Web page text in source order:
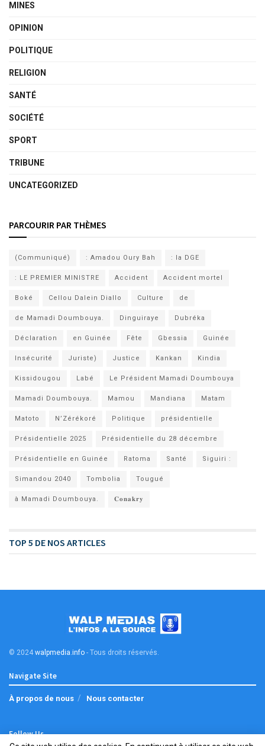
MINES
OPINION
POLITIQUE
RELIGION
SANTÉ
SOCIÉTÉ
SPORT
TRIBUNE
UNCATEGORIZED
PARCOURIR PAR THÈMES
(Communiqué) : Amadou Oury Bah : la DGE
: LE PREMIER MINISTRE Accident Accident mortel
Boké Cellou Dalein Diallo Culture de
de Mamadi Doumbouya. Dinguiraye Dubréka
Déclaration en Guinée Fête Gbessia Guinée
Insécurité Juriste) Justice Kankan Kindia
Kissidougou Labé Le Président Mamadi Doumbouya
Mamadi Doumbouya. Mamou Mandiana Matam
Matoto N’Zérékoré Politique présidentielle
Présidentielle 2025 Présidentielle du 28 décembre
Présidentielle en Guinée Ratoma Santé Siguiri :
Simandou 2040 Tombolia Tougué
à Mamadi Doumbouya. 𝐂𝐨𝐧𝐚𝐤𝐫𝐲
TOP 5 DE NOS ARTICLES
© 2024 walpmedia.info - Tous droits réservés
Navigate Site
À propos de nous Nous contacter
Follow Us